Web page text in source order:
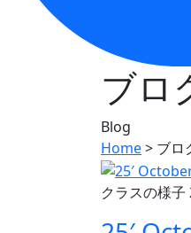
ブロ
Blog
Home> ブロ
クラスの様子